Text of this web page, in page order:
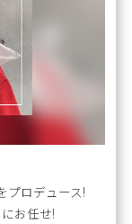
プロデュース!
お任せ!